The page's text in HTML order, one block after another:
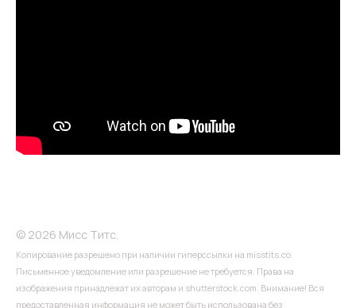
© 2026 Мисс Титс.
Копирование разрешено при наличии гиперссылки на misstits.co.
Письменное уведомление или разрешение не требуется. Права на
изображения принадлежат их авторам и shutterstock.com. Внимание! Вся
предоставленная информация не может быть использована без